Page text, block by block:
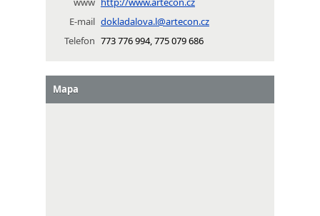
E-mail dokladalova.l@artecon.cz
Telefon 773 776 994, 775 079 686
Mapa